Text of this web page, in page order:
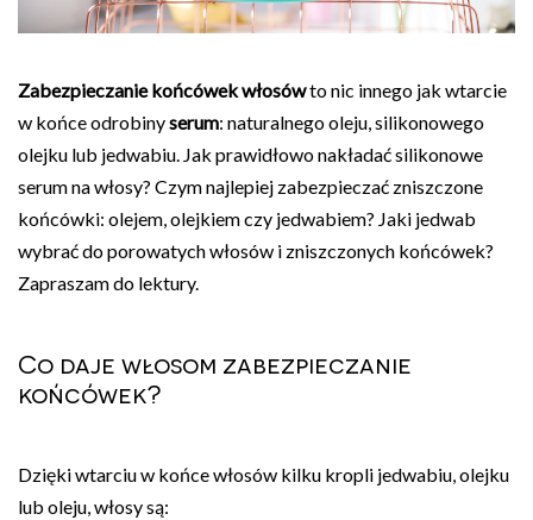
Zabezpieczanie końcówek włosówto nic innego jak wtarcie
w końce odrobinyserum: naturalnego oleju, silikonowego
olejku lub jedwabiu. Jak prawidłowo nakładać silikonowe
serum na włosy? Czym najlepiej zabezpieczać zniszczone
końcówki: olejem, olejkiem czy jedwabiem? Jaki jedwab
wybrać do porowatych włosów i zniszczonych końcówek?
Zapraszam do lektury.
Co daje włosom zabezpieczanie
końcówek?
Dzięki wtarciu w końce włosów kilku kropli jedwabiu, olejku
lub oleju, włosy są: